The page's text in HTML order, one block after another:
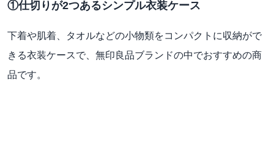
①仕切りが2つあるシンプル衣装ケース
下着や肌着、タオルなどの小物類をコンパクトに収納がで
きる衣装ケースで、無印良品ブランドの中でおすすめの商
品です。